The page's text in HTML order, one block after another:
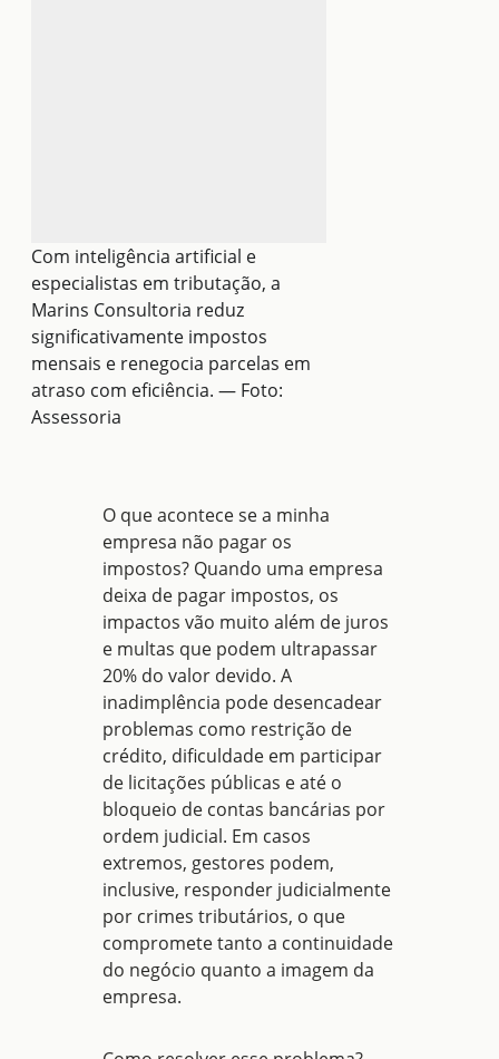
Com inteligência artificial e
especialistas em tributação, a
Marins Consultoria reduz
significativamente impostos
mensais e renegocia parcelas em
atraso com eficiência. — Foto:
Assessoria
O que acontece se a minha
empresa não pagar os
impostos?Quando uma empresa
deixa de pagar impostos, os
impactos vão muito além de juros
e multas que podem ultrapassar
20% do valor devido. A
inadimplência pode desencadear
problemas como restrição de
crédito, dificuldade em participar
de licitações públicas e até o
bloqueio de contas bancárias por
ordem judicial. Em casos
extremos, gestores podem,
inclusive, responder judicialmente
por crimes tributários, o que
compromete tanto a continuidade
do negócio quanto a imagem da
empresa.